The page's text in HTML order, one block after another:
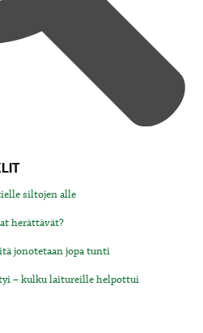
siltojen alle
herättävät?
jonotetaan jopa tunti
– kulku laitureille helpottui